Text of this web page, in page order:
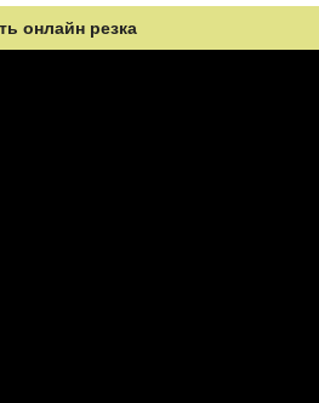
онлайн резка